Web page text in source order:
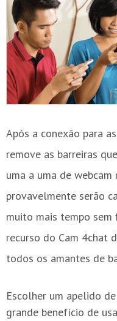
Após a conexão para
remove as barreiras
uma a uma de
provavelmente serão
muito mais tempo
recurso do Cam 4chat
todos os amantes de
Escolher um apelido
grande benefício de